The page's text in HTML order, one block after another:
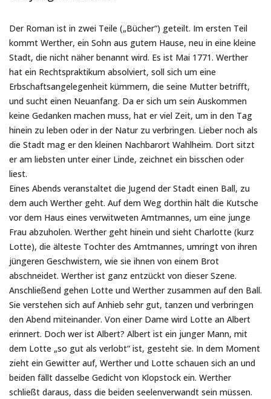
Der Roman ist in zwei Teile („Bücher“) geteilt. Im ersten Teil
kommt Werther, ein Sohn aus gutem Hause, neu in eine kleine
Stadt, die nicht näher benannt wird. Es ist Mai 1771. Werther
hat ein Rechtspraktikum absolviert, soll sich um eine
Erbschaftsangelegenheit kümmern, die seine Mutter betrifft,
und sucht einen Neuanfang. Da er sich um sein Auskommen
keine Gedanken machen muss, hat er viel Zeit, um in den Tag
hinein zu leben oder in der Natur zu verbringen. Lieber noch als
die Stadt mag er den kleinen Nachbarort Wahlheim. Dort sitzt
er am liebsten unter einer Linde, zeichnet ein bisschen oder
liest.
Eines Abends veranstaltet die Jugend der Stadt einen Ball, zu
dem auch Werther geht. Auf dem Weg dorthin hält die Kutsche
vor dem Haus eines verwitweten Amtmannes, um eine junge
Frau abzuholen. Werther geht hinein und sieht Charlotte (kurz
Lotte), die älteste Tochter des Amtmannes, umringt von ihren
jüngeren Geschwistern, wie sie ihnen von einem Brot
abschneidet. Werther ist ganz entzückt von dieser Szene.
Anschließend gehen Lotte und Werther zusammen auf den Ball.
Sie verstehen sich auf Anhieb sehr gut, tanzen und verbringen
den Abend miteinander. Von einer Dame wird Lotte an Albert
erinnert. Doch wer ist Albert? Albert ist ein junger Mann, mit
dem Lotte „so gut als verlobt“ ist, gesteht sie. In dem Moment
zieht ein Gewitter auf, Werther und Lotte schauen sich an und
beiden fällt dasselbe Gedicht von Klopstock ein. Werther
schließt daraus, dass die beiden seelenverwandt sein müssen.